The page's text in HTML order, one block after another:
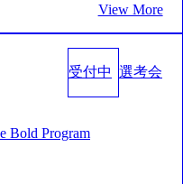
～最長16:00 2026年8月10
る場合は、厳正なる審査
ます。ご了承ください。
→ 面接(会社説明会終了
にて実施します。 ※参加
に適性検査をご受検いた
やスキル、そして適性や
post-288838) プラダ：ラグ
luxury-product-customizati
(https://www.accenture.co
pharmaceutical)（ストラテ
バンク：初のオンライン
communications-media/so
DXの先進事例を実現 (http
的価値の追求にも貢献 NE
、現在はNECのグループ会
経験を持つ約6,000名を超
金融、製造、流通、エネ
日本市場No.1を誇り、全
いる また、日本国内企業
View More
受付中 選考会
Bold Program